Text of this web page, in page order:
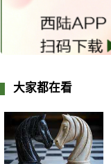
大家都在看